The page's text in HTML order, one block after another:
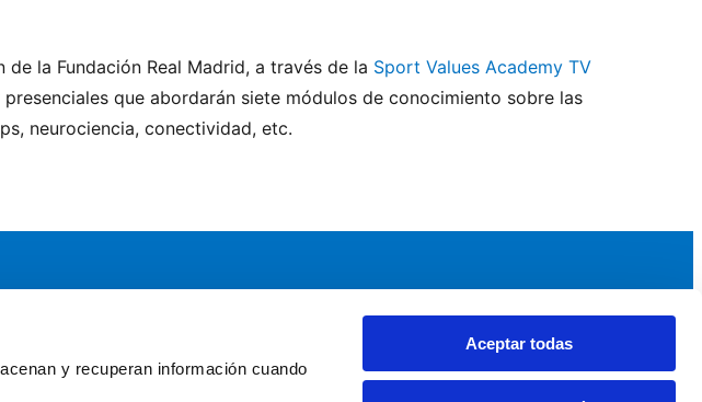
y recuperan información cuando
Aceptar todas
la Fundación Real Madrid, a través de la Sport Values Academy TV
que abordarán siete módulos de conocimiento sobre las
neurociencia, conectividad, etc.
Noticias y Eventos
Noticias AEF